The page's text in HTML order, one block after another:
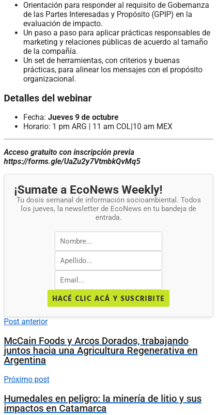
Orientación para responder al requisito de Gobernanza
de las Partes Interesadas y Propósito (GPIP) en la
evaluación de impacto.
Un paso a paso para aplicar prácticas responsables de
marketing y relaciones públicas de acuerdo al tamaño
de la compañía.
Un set de herramientas, con criterios y buenas
prácticas, para alinear los mensajes con el propósito
organizacional.
Detalles del webinar
Fecha: Jueves 9 de octubre
Horario: 1 pm ARG | 11 am COL|10 am MEX
Acceso gratuito con inscripción previa
https://forms.gle/UaZu2y7VtmbkQvMq5
¡Sumate a EcoNews Weekly!
Tu dosis semanal de información socioambiental. Todos
los jueves, la newsletter de EcoNews en tu bandeja de
entrada.
HACÉ CLIC ACÁ Y SUSCRIBITE
Post anterior
McCain Foods y Arcos Dorados, trabajando
juntos hacia una Agricultura Regenerativa en
Argentina
Próximo post
Humedales en peligro: la minería de litio y sus
impactos en Catamarca